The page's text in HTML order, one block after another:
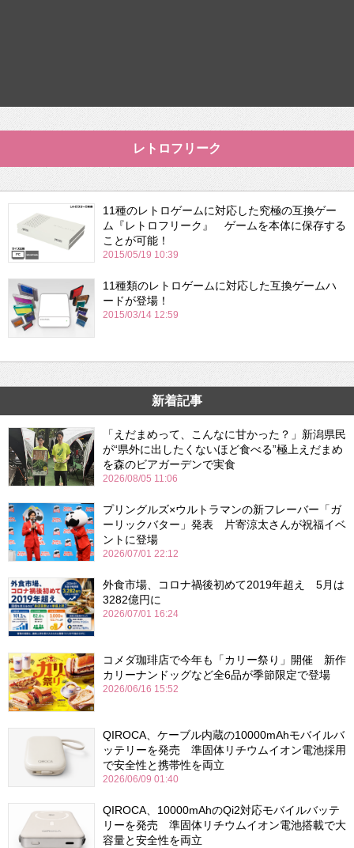
レトロフリーク
11種のレトロゲームに対応した究極の互換ゲー
ム『レトロフリーク』 ゲームを本体に保存する
ことが可能！
2015/05/19 10:39
11種類のレトロゲームに対応した互換ゲームハ
ードが登場！
2015/03/14 12:59
新着記事
「えだまめって、こんなに甘かった？」新潟県民
が“県外に出したくないほど食べる”極上えだまめ
を森のビアガーデンで実食
2026/08/05 11:06
プリングルズ×ウルトラマンの新フレーバー「ガ
ーリックバター」発表 片寄涼太さんが祝福イベ
ントに登場
2026/07/01 22:12
外食市場、コロナ禍後初めて2019年超え 5月は
3282億円に
2026/07/01 16:24
コメダ珈琲店で今年も「カリー祭り」開催 新作
カリーナンドッグなど全6品が季節限定で登場
2026/06/16 15:52
QIROCA、ケーブル内蔵の10000mAhモバイルバ
ッテリーを発売 準固体リチウムイオン電池採用
で安全性と携帯性を両立
2026/06/09 01:40
QIROCA、10000mAhのQi2対応モバイルバッテ
リーを発売 準固体リチウムイオン電池搭載で大
容量と安全性を両立